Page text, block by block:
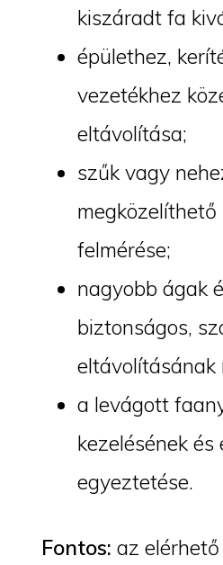
kiszáradt fa
épülethez,
vezetékhez
eltávolítása;
szűk vagy
felmérése;
nagyobb ágak
biztonságos,
eltávolításának
a levágott
kezelésének
egyeztetése.
Fontos: az